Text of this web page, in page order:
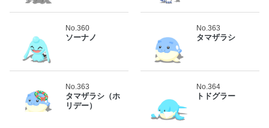
No.360
ソーナノ
No.363
タマザラシ
No.363
タマザラシ（ホ
リデー）
No.364
トドグラー